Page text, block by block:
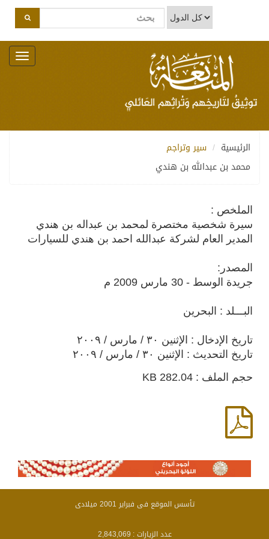
Toggle
navigation
الرئيسية
سير وتراجم
محمد بن عبدالله بن هندي
الملخص :
سيرة شخصية مختصرة لمحمد بن عبداله بن هندي
المدير العام لشركة عبدالله احمد بن هندي للسيارات
المصدر:
جريدة الوسط - 30 مارس 2009 م
البـــلد : البحرين
تاريخ الإدخال : الإثنين ٣٠ / مارس / ٢٠٠٩
تاريخ التحديث : الإثنين ٣٠ / مارس / ٢٠٠٩
حجم الملف : 282.04 KB
تأسس الموقع فى فبراير 2001 ميلادى
عدد الزيارات : 2,843,069